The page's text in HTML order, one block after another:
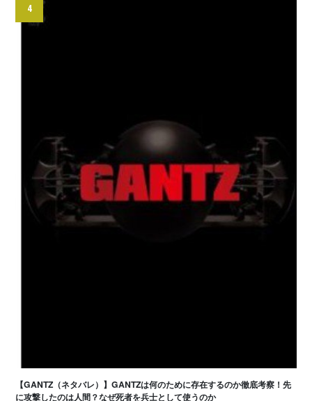
4
【GANTZ（ネタバレ）】GANTZは何のために存在するのか徹底考察！先
に攻撃したのは人間？なぜ死者を兵士として使うのか